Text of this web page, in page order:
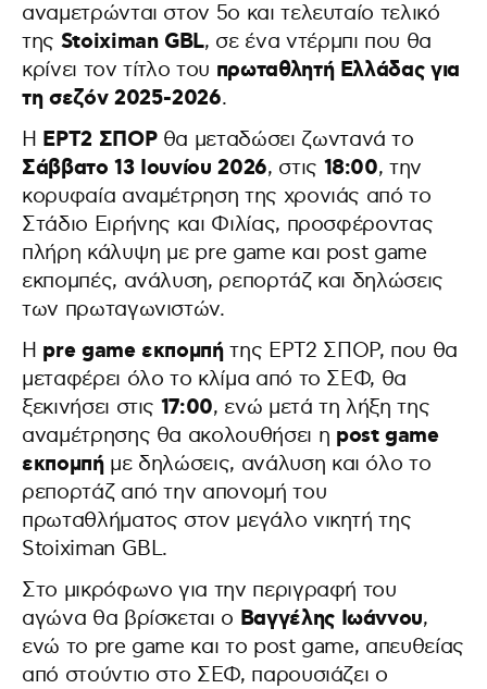
αναμετρώνται στον 5ο και τελευταίο τελικό
της Stoiximan GBL, σε ένα ντέρμπι που θα
κρίνει τον τίτλο του πρωταθλητή Ελλάδας για
τη σεζόν 2025-2026.
Η ΕΡΤ2 ΣΠΟΡθα μεταδώσει ζωντανά το
Σάββατο 13 Ιουνίου 2026, στις 18:00, την
κορυφαία αναμέτρηση της χρονιάς από το
Στάδιο Ειρήνης και Φιλίας, προσφέροντας
πλήρη κάλυψη με pre game και post game
εκπομπές, ανάλυση, ρεπορτάζ και δηλώσεις
των πρωταγωνιστών.
Η pre game εκπομπήτης ΕΡΤ2 ΣΠΟΡ, που θα
μεταφέρει όλο το κλίμα από το ΣΕΦ, θα
ξεκινήσει στις 17:00, ενώ μετά τη λήξη της
αναμέτρησης θα ακολουθήσει η post game
εκπομπήμε δηλώσεις, ανάλυση και όλο το
ρεπορτάζ από την απονομή του
πρωταθλήματος στον μεγάλο νικητή της
Stoiximan GBL.
Στο μικρόφωνο για την περιγραφή του
αγώνα θα βρίσκεται ο Βαγγέλης Ιωάννου,
ενώ το pre game και το post game, απευθείας
από στούντιο στο ΣΕΦ, παρουσιάζει ο